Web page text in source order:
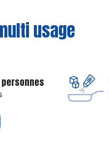
usage
personnes